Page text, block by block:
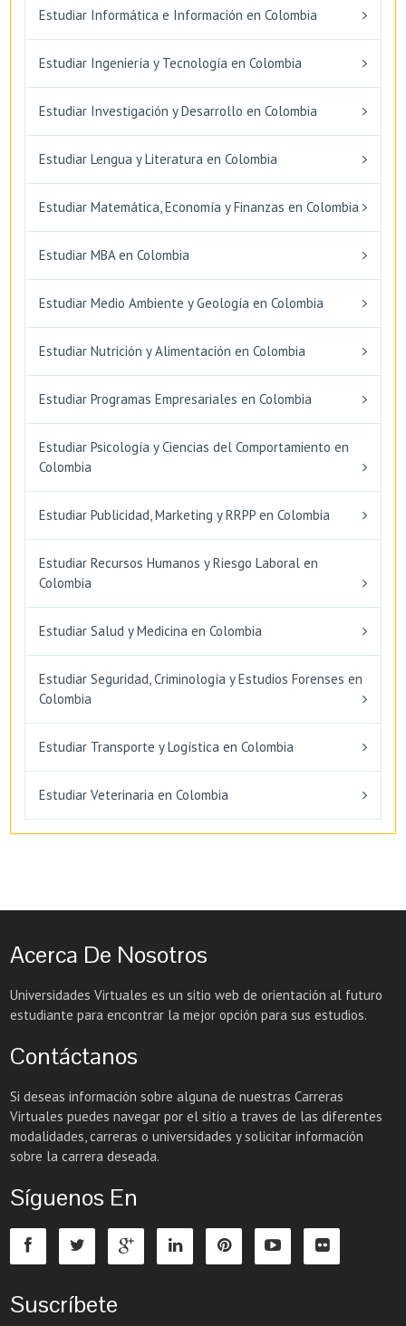
Estudiar Informática e Información en Colombia
Estudiar Ingeniería y Tecnología en Colombia
Estudiar Investigación y Desarrollo en Colombia
Estudiar Lengua y Literatura en Colombia
Estudiar Matemática, Economía y Finanzas en Colombia
Estudiar MBA en Colombia
Estudiar Medio Ambiente y Geología en Colombia
Estudiar Nutrición y Alimentación en Colombia
Estudiar Programas Empresariales en Colombia
Estudiar Psicología y Ciencias del Comportamiento en
Colombia
Estudiar Publicidad, Marketing y RRPP en Colombia
Estudiar Recursos Humanos y Riesgo Laboral en
Colombia
Estudiar Salud y Medicina en Colombia
Estudiar Seguridad, Criminología y Estudios Forenses en
Colombia
Estudiar Transporte y Logística en Colombia
Estudiar Veterinaria en Colombia
Acerca De Nosotros
Universidades Virtuales es un sitio web de orientación al futuro
estudiante para encontrar la mejor opción para sus estudios.
Contáctanos
Si deseas información sobre alguna de nuestras Carreras
Virtuales puedes navegar por el sitio a traves de las diferentes
modalidades, carreras o universidades y solicitar información
sobre la carrera deseada.
Síguenos En
Suscríbete